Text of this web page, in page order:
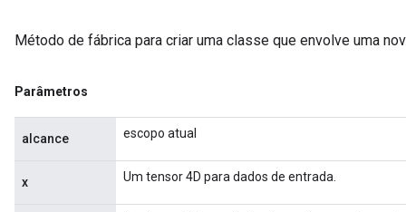
Método de fábrica para criar uma classe que envolve uma
Parâmetros
alcance escopo atual
x Um tensor 4D para dados de entrada.